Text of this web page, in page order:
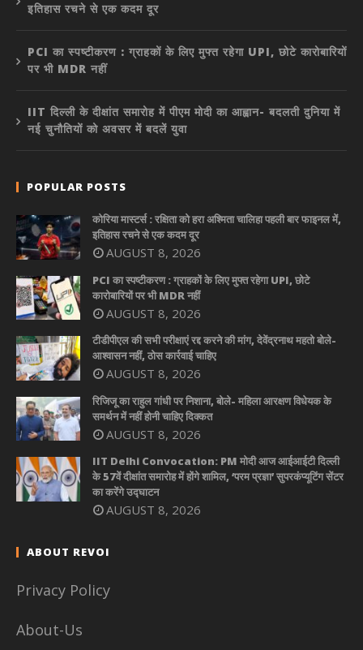
इतिहास रचने से एक कदम दूर
PCI का स्पष्टीकरण : ग्राहकों के लिए मुफ्त रहेगा UPI, छोटे कारोबारियों
पर भी MDR नहीं
IIT दिल्ली के दीक्षांत समारोह में पीएम मोदी का आह्वान- बदलती दुनिया में
नई चुनौतियों को अवसर में बदलें युवा
POPULAR POSTS
कोरिया मास्टर्स : रक्षिता को हरा अश्मिता चालिहा पहली बार फाइनल में,
इतिहास रचने से एक कदम दूर
AUGUST 8, 2026
PCI का स्पष्टीकरण : ग्राहकों के लिए मुफ्त रहेगा UPI, छोटे
कारोबारियों पर भी MDR नहीं
AUGUST 8, 2026
टीडीपीएल की सभी परीक्षाएं रद्द करने की मांग, देवेंद्रनाथ महतो बोले-
आश्वासन नहीं, ठोस कार्रवाई चाहिए
AUGUST 8, 2026
रिजिजू का राहुल गांधी पर निशाना, बोले- महिला आरक्षण विधेयक के
समर्थन में नहीं होनी चाहिए दिक्कत
AUGUST 8, 2026
IIT Delhi Convocation: PM मोदी आज आईआईटी दिल्ली
के 57वें दीक्षांत समारोह में होंगे शामिल, ‘परम प्रज्ञा’ सुपरकंप्यूटिंग सेंटर
का करेंगे उद्घाटन
AUGUST 8, 2026
ABOUT REVOI
Privacy Policy
About-Us